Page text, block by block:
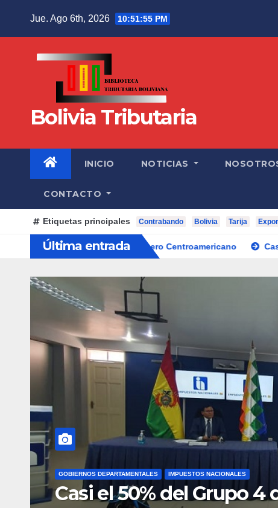
Jue. Ago 6th, 2026 10:51:57 PM
Bolivia Tributaria
INICIO NOTICIAS
CONTACTO
Etiquetas principales Contrabando Bolivia Tarija
Última entrada
del Comité Aduanero Centroamericano Casi el 50% del
ADUANA COMERCIO INTERNACIONAL GOBIERNOS
Exministro: Si no